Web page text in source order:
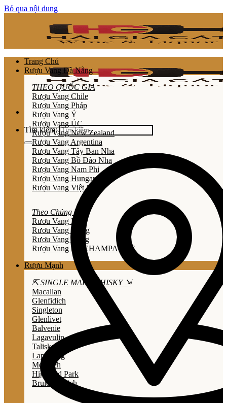
Bỏ qua nội dung
Tìm kiếm:
Trang Chủ
Rượu Vang Đà Nẵng
THEO QUỐC GIA
Rượu Vang Chile
Rượu Vang Pháp
Rượu Vang Ý
Rượu Vang ÚC
Rượu Vang New Zealand
Rượu Vang Argentina
Rượu Vang Tây Ban Nha
Rượu Vang Bồ Đào Nha
Rượu Vang Nam Phi
Rượu Vang Hungary
Rượu Vang Việt Nam
Theo Chủng Loại
Rươu Vang Đỏ
Rươu Vang Trắng
Rươu Vang Hồng
Rượu Vang Nổ/CHAMPAGNE
Rượu Mạnh
⇱ SINGLE MALT WHISKY ⇲
Macallan
Glenfidich
Singleton
Glenlivet
Balvenie
Lagavulin
Talisker
Laphroaig
Mortlach
Highland Park
Bruichladdich